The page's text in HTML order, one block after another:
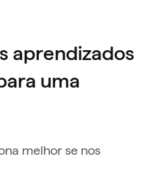
aprendizados
uma
melhor se nos